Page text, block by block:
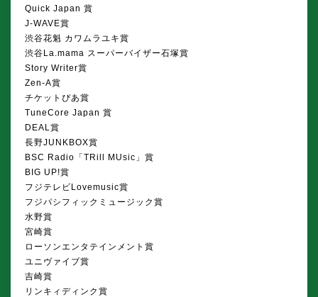
Quick Japan 賞
J-WAVE賞
渋谷花魁 カワムラユキ賞
渋谷La.mama スーパーバイザー石塚賞
Story Writer賞
Zen-A賞
チケットぴあ賞
TuneCore Japan 賞
DEAL賞
長野JUNKBOX賞
BSC Radio「TRill MUsic」賞
BIG UP!賞
フジテレビLovemusic賞
フジパシフィックミュージック賞
水野賞
宮崎賞
ローソンエンタテインメント賞
ユニヴァイブ賞
吉崎賞
リンキィディンク賞